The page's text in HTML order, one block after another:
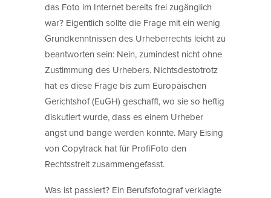
das Foto im Internet bereits frei zugänglich
war? Eigentlich sollte die Frage mit ein wenig
Grundkenntnissen des Urheberrechts leicht zu
beantworten sein: Nein, zumindest nicht ohne
Zustimmung des Urhebers. Nichtsdestotrotz
hat es diese Frage bis zum Europäischen
Gerichtshof (EuGH) geschafft, wo sie so heftig
diskutiert wurde, dass es einem Urheber
angst und bange werden konnte. Mary Eising
von Copytrack hat für ProfiFoto den
Rechtsstreit zusammengefasst.
Was ist passiert? Ein Berufsfotograf verklagte